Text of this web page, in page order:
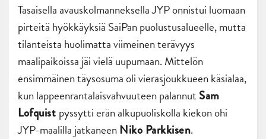
Tasaisella avauskolmanneksella JYP onnistui luomaan
pirteitä hyökkäyksiä SaiPan puolustusalueelle, mutta
tilanteista huolimatta viimeinen terävyys
maalipaikoissa jäi vielä uupumaan. Mittelön
ensimmäinen täysosuma oli vierasjoukkueen käsialaa,
kun lappeenrantalaisvahvuuteen palannut Sam
Lofquist pyssytti erän alkupuoliskolla kiekon ohi
JYP-maalilla jatkaneenNiko Parkkisen.